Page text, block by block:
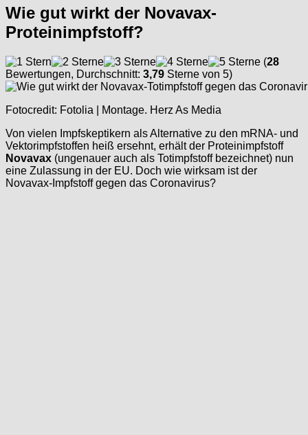
Wie gut wirkt der Novavax-
Proteinimpfstoff?
(28
Bewertungen, Durchschnitt: 3,79 Sterne von 5)
Fotocredit: Fotolia | Montage. Herz As Media
Von vielen Impfskeptikern als Alternative zu den mRNA- und
Vektorimpfstoffen heiß ersehnt, erhält der Proteinimpfstoff
Novavax (ungenauer auch als Totimpfstoff bezeichnet) nun
eine Zulassung in der EU. Doch wie wirksam ist der
Novavax-Impfstoff gegen das Coronavirus?